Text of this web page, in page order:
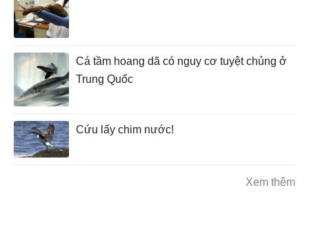
Cá tầm hoang dã có nguy cơ tuyệt chủng ở
Trung Quốc
Cứu lấy chim nước!
Xem thêm